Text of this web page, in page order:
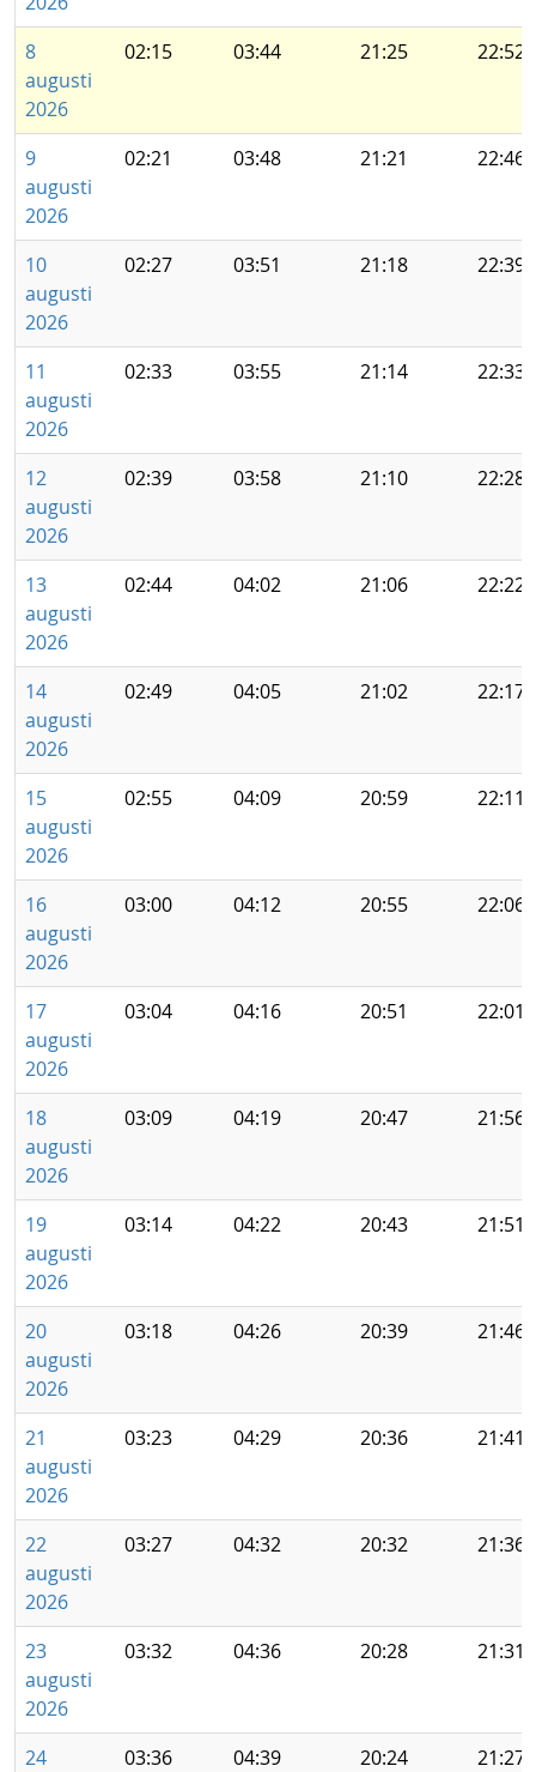
8
augusti
2026
02:15 03:44 21:25 22:52
9
augusti
2026
02:21 03:48 21:21 22:46
10
augusti
2026
02:27 03:51 21:18 22:39
11
augusti
2026
02:33 03:55 21:14 22:33
12
augusti
2026
02:39 03:58 21:10 22:28
13
augusti
2026
02:44 04:02 21:06 22:22
14
augusti
2026
02:49 04:05 21:02 22:17
15
augusti
2026
02:55 04:09 20:59 22:11
16
augusti
2026
03:00 04:12 20:55 22:06
17
augusti
2026
03:04 04:16 20:51 22:01
18
augusti
2026
03:09 04:19 20:47 21:56
19
augusti
2026
03:14 04:22 20:43 21:51
20
augusti
2026
03:18 04:26 20:39 21:46
21
augusti
2026
03:23 04:29 20:36 21:41
22
augusti
2026
03:27 04:32 20:32 21:36
23
augusti
2026
03:32 04:36 20:28 21:31
24
03:36 04:39 20:24 21:27